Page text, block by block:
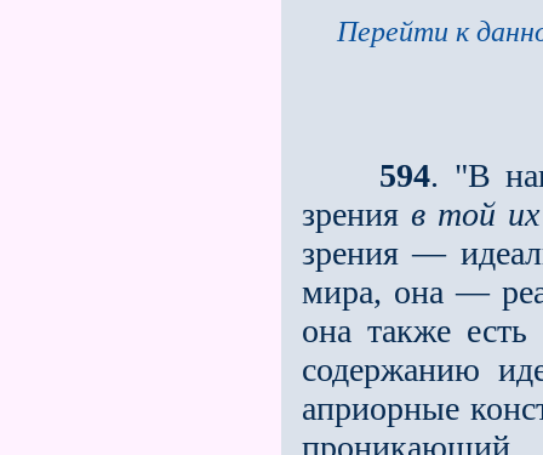
Перейти к
594. "В
зренияв той
зрения —
мира, она —
она также
содержанию
априорные